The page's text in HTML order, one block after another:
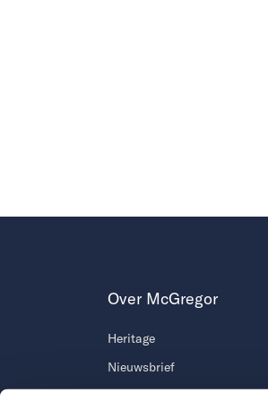
Over McGregor
Heritage
Nieuwsbrief